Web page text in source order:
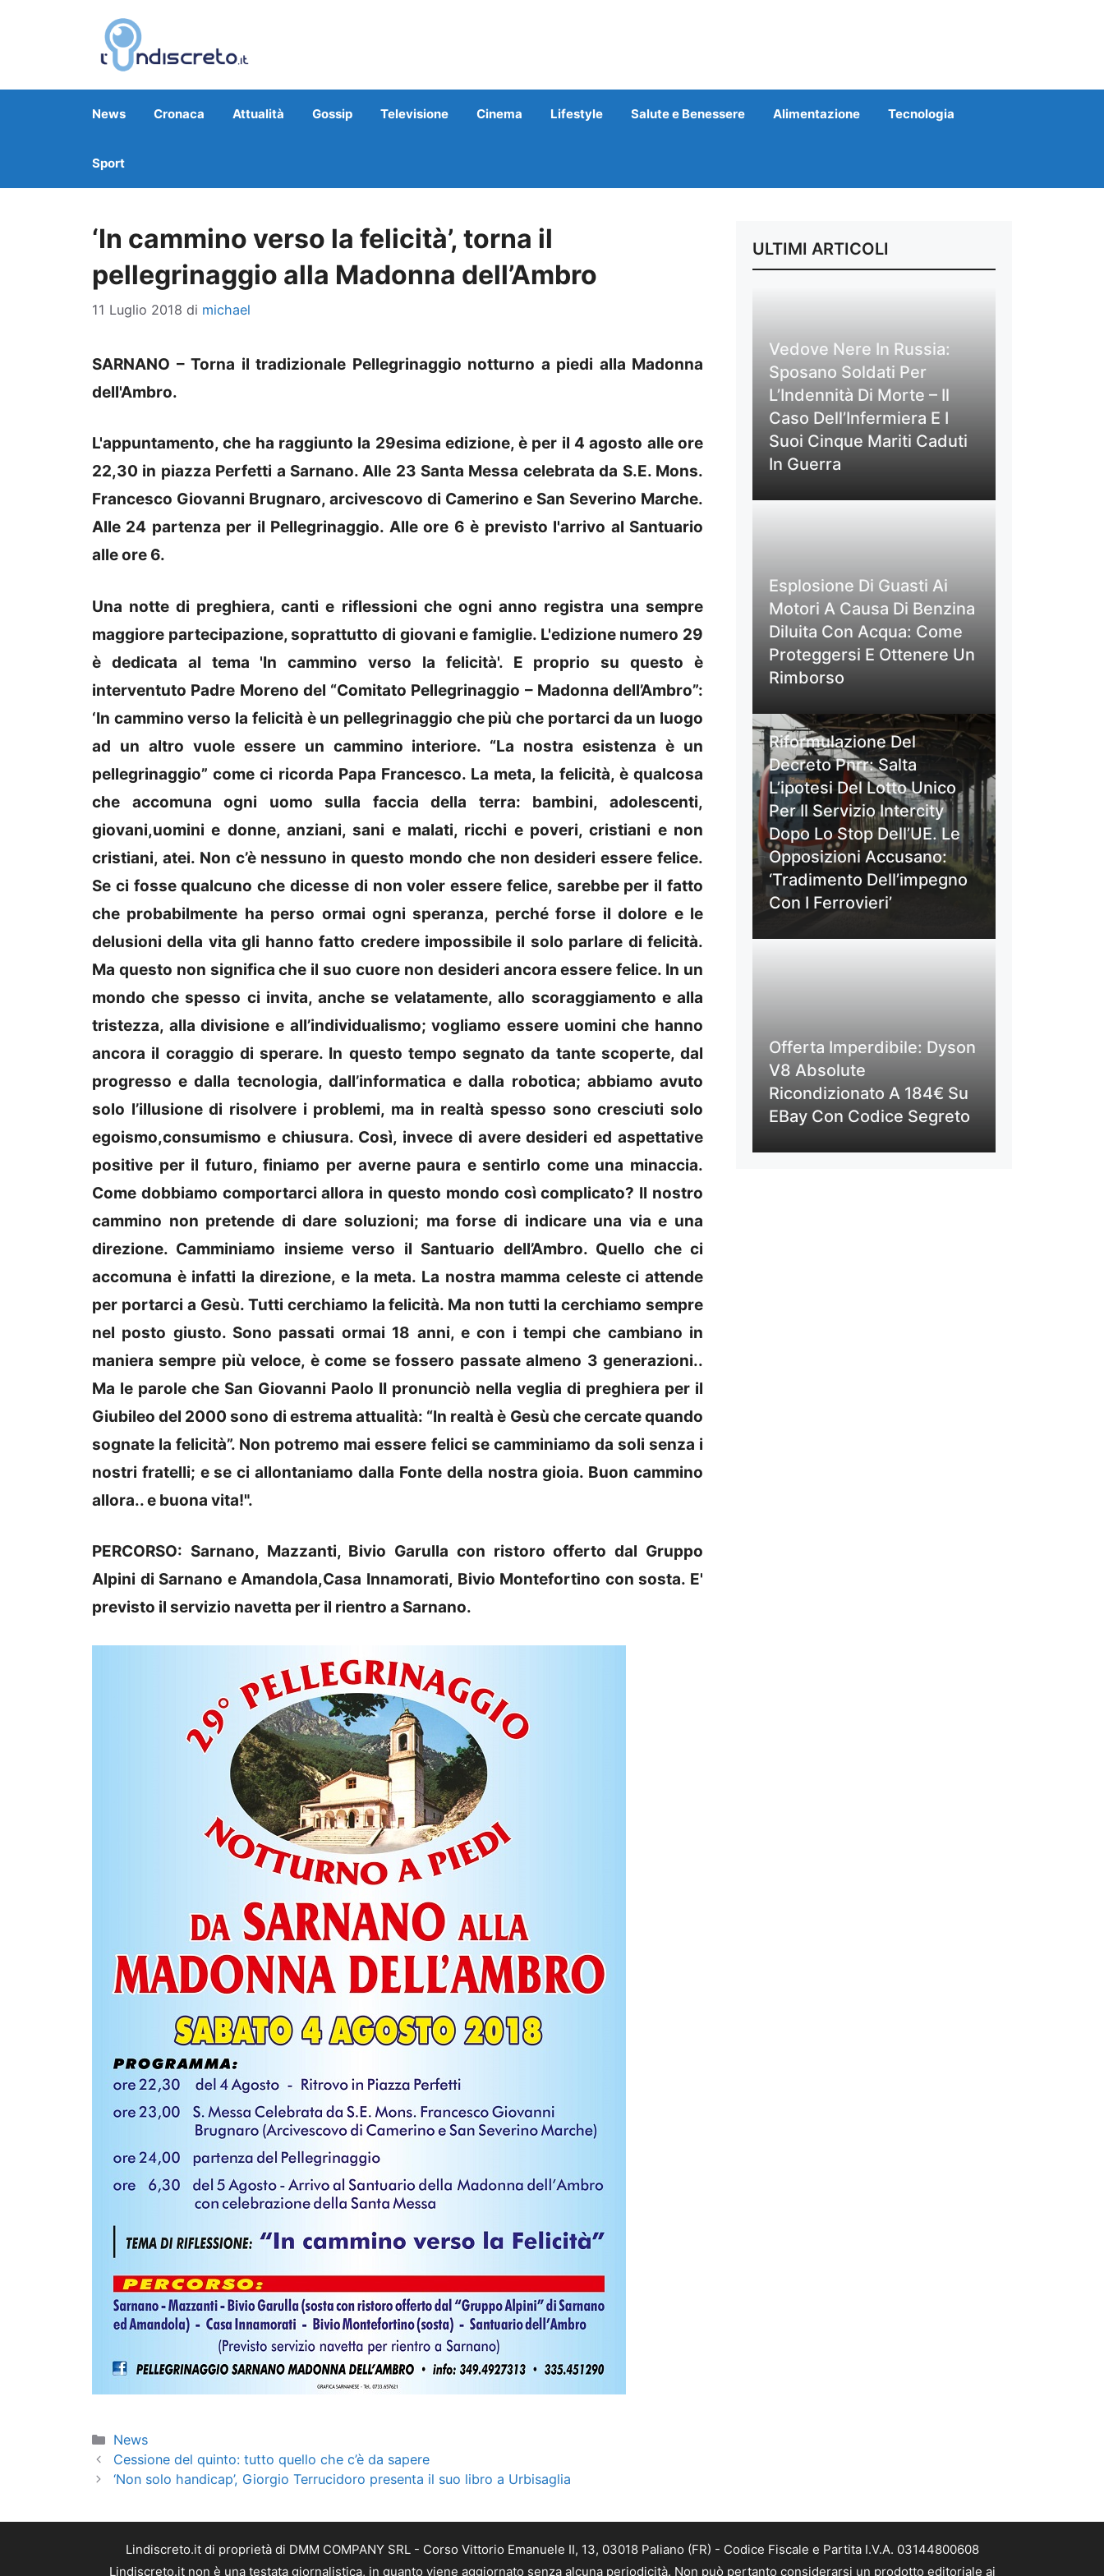
News Cronaca Attualità Gossip Televisione Cinema Lifestyle Salute e Benessere Alimentazione Tecnologia
Sport
‘In cammino verso la felicità’, torna il
pellegrinaggio alla Madonna dell’Ambro
11 Luglio 2018 di michael
SARNANO – Torna il tradizionale Pellegrinaggio notturno a piedi alla Madonna
dell'Ambro.
L'appuntamento, che ha raggiunto la 29esima edizione, è per il 4 agosto alle ore
22,30 in piazza Perfetti a Sarnano. Alle 23 Santa Messa celebrata da S.E. Mons.
Francesco Giovanni Brugnaro, arcivescovo di Camerino e San Severino Marche.
Alle 24 partenza per il Pellegrinaggio. Alle ore 6 è previsto l'arrivo al Santuario
alle ore 6.
Una notte di preghiera, canti e riflessioni che ogni anno registra una sempre
maggiore partecipazione, soprattutto di giovani e famiglie. L'edizione numero 29
è dedicata al tema 'In cammino verso la felicità'. E proprio su questo è
interventuto Padre Moreno del “Comitato Pellegrinaggio – Madonna dell’Ambro”:
‘In cammino verso la felicità è un pellegrinaggio che più che portarci da un luogo
ad un altro vuole essere un cammino interiore. “La nostra esistenza è un
pellegrinaggio” come ci ricorda Papa Francesco. La meta, la felicità, è qualcosa
che accomuna ogni uomo sulla faccia della terra: bambini, adolescenti,
giovani,uomini e donne, anziani, sani e malati, ricchi e poveri, cristiani e non
cristiani, atei. Non c’è nessuno in questo mondo che non desideri essere felice.
Se ci fosse qualcuno che dicesse di non voler essere felice, sarebbe per il fatto
che probabilmente ha perso ormai ogni speranza, perché forse il dolore e le
delusioni della vita gli hanno fatto credere impossibile il solo parlare di felicità.
Ma questo non significa che il suo cuore non desideri ancora essere felice. In un
mondo che spesso ci invita, anche se velatamente, allo scoraggiamento e alla
tristezza, alla divisione e all’individualismo; vogliamo essere uomini che hanno
ancora il coraggio di sperare. In questo tempo segnato da tante scoperte, dal
progresso e dalla tecnologia, dall’informatica e dalla robotica; abbiamo avuto
solo l’illusione di risolvere i problemi, ma in realtà spesso sono cresciuti solo
egoismo,consumismo e chiusura. Così, invece di avere desideri ed aspettative
positive per il futuro, finiamo per averne paura e sentirlo come una minaccia.
Come dobbiamo comportarci allora in questo mondo così complicato? Il nostro
cammino non pretende di dare soluzioni; ma forse di indicare una via e una
direzione. Camminiamo insieme verso il Santuario dell’Ambro. Quello che ci
accomuna è infatti la direzione, e la meta. La nostra mamma celeste ci attende
per portarci a Gesù. Tutti cerchiamo la felicità. Ma non tutti la cerchiamo sempre
nel posto giusto. Sono passati ormai 18 anni, e con i tempi che cambiano in
maniera sempre più veloce, è come se fossero passate almeno 3 generazioni..
Ma le parole che San Giovanni Paolo II pronunciò nella veglia di preghiera per il
Giubileo del 2000 sono di estrema attualità: “In realtà è Gesù che cercate quando
sognate la felicità”. Non potremo mai essere felici se camminiamo da soli senza i
nostri fratelli; e se ci allontaniamo dalla Fonte della nostra gioia. Buon cammino
allora.. e buona vita!".
PERCORSO: Sarnano, Mazzanti, Bivio Garulla con ristoro offerto dal Gruppo
Alpini di Sarnano e Amandola,Casa Innamorati, Bivio Montefortino con sosta. E'
previsto il servizio navetta per il rientro a Sarnano.
Categorie
News
Cessione del quinto: tutto quello che c’è da sapere
‘Non solo handicap’, Giorgio Terrucidoro presenta il suo libro a Urbisaglia
ULTIMI ARTICOLI
Vedove Nere In Russia:
Sposano Soldati Per
L’Indennità Di Morte – Il
Caso Dell’Infermiera E I
Suoi Cinque Mariti Caduti
In Guerra
Esplosione Di Guasti Ai
Motori A Causa Di Benzina
Diluita Con Acqua: Come
Proteggersi E Ottenere Un
Rimborso
Riformulazione Del
Decreto Pnrr: Salta
L’ipotesi Del Lotto Unico
Per Il Servizio Intercity
Dopo Lo Stop Dell’UE. Le
Opposizioni Accusano:
‘Tradimento Dell’impegno
Con I Ferrovieri’
Offerta Imperdibile: Dyson
V8 Absolute
Ricondizionato A 184€ Su
EBay Con Codice Segreto
Lindiscreto.it di proprietà di DMM COMPANY SRL - Corso Vittorio Emanuele II, 13, 03018 Paliano (FR) - Codice Fiscale e Partita I.V.A. 03144800608
Lindiscreto.it non è una testata giornalistica, in quanto viene aggiornato senza alcuna periodicità. Non può pertanto considerarsi un prodotto editoriale ai